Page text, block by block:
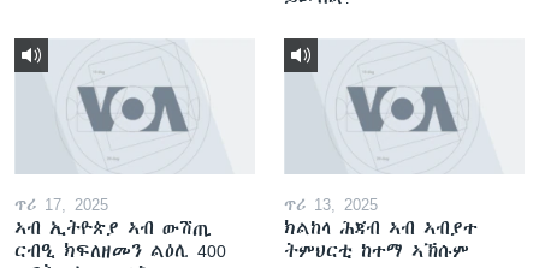
ጥሪ 17, 2025
ኣብ ኢትዮጵያ ኣብ ውሽጢ
ርብዒ ክፍለዘመን ልዕሊ 400
ጥሪ 13, 2025
ክልከላ ሕጃብ ኣብ ኣብያተ
ትምህርቲ ከተማ ኣኽሱም